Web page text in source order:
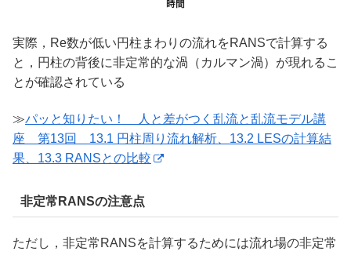
実際，Re数が低い円柱まわりの流れをRANSで計算する
と，円柱の背後に非定常的な渦（カルマン渦）が現れるこ
とが確認されている
≫パッと知りたい！ 人と差がつく乱流と乱流モデル講
座 第13回 13.1 円柱周り流れ解析、13.2 LESの計算結
果、13.3 RANSとの比較
非定常RANSの注意点
ただし，非定常RANSを計算するためには流れ場の非定常